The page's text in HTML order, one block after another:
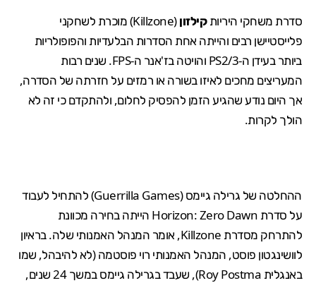
סדרת משחקי היריותקילזון(
Killzone) מוכרת לשחקני
פלייסטיישן רבים והייתה אחת הסדרות הבלעדיות והפופולריות
ביותר בעידן ה-PS2/3 וה
ויטה
בז'אנר ה-FPS. שנים רבות
המעריצים מחכים לאיזו בשורה או רמזים על חזרתה של הסדרה,
אך היום נודע שהגיע הזמן להפסיק לחלום, ולהתקדם כי זה לא
הולך לקרות.
ההחלטה של גרילה גיימס (Guerrilla Games) להתחיל לעבוד
על סדרת Horizon: Zero Dawn הייתה בחירה מכוונת
להתרחק מסדרת Killzone, אומר המנהל האמנותי שלה. בראיון
לוושינגטון פוסט, המנהל האמנותי רוי פוסטמה (לא להיבהל, שמו
באנגלית Roy Postma), שעבד בגרילה גיימס במשך 24 שנים,